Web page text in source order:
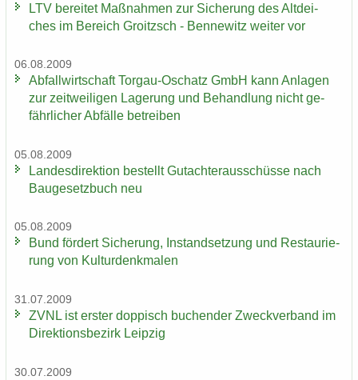
LTV be­rei­tet Maß­nah­men zur Si­che­rung des Alt­dei­
ches im Be­reich Groitzsch - Ben­ne­witz wei­ter vor
06.08.2009
Ab­fall­wirt­schaft Torgau-​Oschatz GmbH kann An­la­gen
zur zeit­wei­li­gen La­ge­rung und Be­hand­lung nicht ge­
fähr­li­cher Ab­fäl­le be­trei­ben
05.08.2009
Lan­des­di­rek­ti­on be­stellt Gut­ach­ter­aus­schüs­se nach
Bau­ge­setz­buch neu
05.08.2009
Bund för­dert Si­che­rung, In­stand­set­zung und Re­stau­rie­
rung von Kul­tur­denk­ma­len
31.07.2009
ZVNL ist ers­ter dop­pisch bu­chen­der Zweck­ver­band im
Di­rek­ti­ons­be­zirk Leip­zig
30.07.2009